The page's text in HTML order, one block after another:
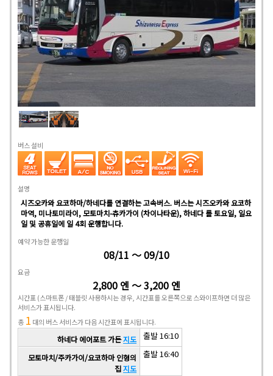
버스 설비
설명
시즈오카와 요코하마/하네다를 연결하는 고속버스. 버스는 시즈오카와 요코하
마역, 미나토미라이, 모토마치-츄카가이 (차이나타운), 하네다 를 토요일, 일요
일 및 공휴일에 일 4회 운행합니다.
예약 가능한 운행일
08/11 ～ 09/10
요금
2,800 엔 ～ 3,200 엔
시간표 (스마트폰 / 태블릿 사용하시는 경우, 시간표를 오른쪽으로 스와이프하면 더 많은
서비스가 표시됩니다.
총 1 대의 버스 서비스가 다음 시간표에 표시됩니다.
하네다 에어포트 가든지도 출발 16:10
모토마치/주카가이/요코하마 인형의
집지도
출발 16:40